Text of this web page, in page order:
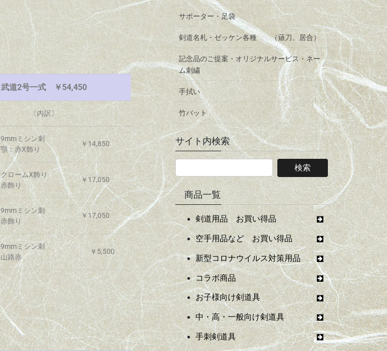
武道2号一式 ￥54,450
〔内訳〕
9mmミシン刺
顎：赤X飾り
￥14,850
クロームX飾り
赤飾り
￥17,050
9mmミシン刺
赤飾り
￥17,050
9mmミシン刺
山路赤
￥5,500
サポーター・足袋
剣道名札・ゼッケン各種 （薙刀、居合）
記念品のご提案・オリジナルサービス・ネー
ム刺繍
手拭い
竹バット
サイト内検索
商品一覧
剣道用品 お買い得品
空手用品など お買い得品
新型コロナウイルス対策用品
コラボ商品
お子様向け剣道具
中・高・一般向け剣道具
手刺剣道具